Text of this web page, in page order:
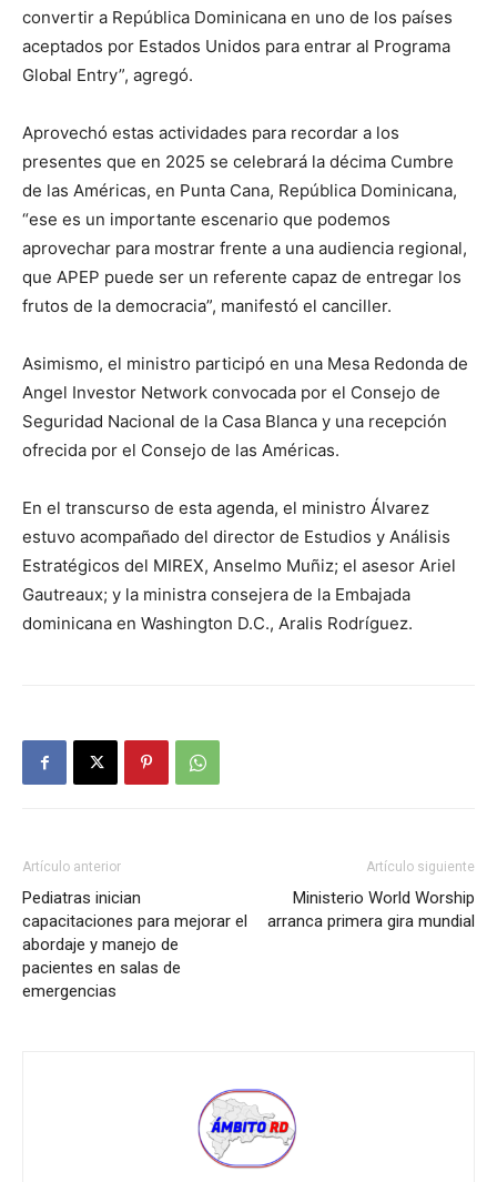
convertir a República Dominicana en uno de los países
aceptados por Estados Unidos para entrar al Programa
Global Entry”, agregó.
Aprovechó estas actividades para recordar a los
presentes que en 2025 se celebrará la décima Cumbre
de las Américas, en Punta Cana, República Dominicana,
“ese es un importante escenario que podemos
aprovechar para mostrar frente a una audiencia regional,
que APEP puede ser un referente capaz de entregar los
frutos de la democracia”, manifestó el canciller.
Asimismo, el ministro participó en una Mesa Redonda de
Angel Investor Network convocada por el Consejo de
Seguridad Nacional de la Casa Blanca y una recepción
ofrecida por el Consejo de las Américas.
En el transcurso de esta agenda, el ministro Álvarez
estuvo acompañado del director de Estudios y Análisis
Estratégicos del MIREX, Anselmo Muñiz; el asesor Ariel
Gautreaux; y la ministra consejera de la Embajada
dominicana en Washington D.C., Aralis Rodríguez.
Artículo anterior
Pediatras inician
capacitaciones para mejorar el
abordaje y manejo de
pacientes en salas de
emergencias
Artículo siguiente
Ministerio World Worship
arranca primera gira mundial